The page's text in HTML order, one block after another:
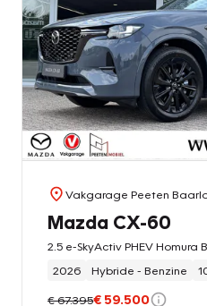
Vakgarage Peeten
Mazda CX-60
2.5 e-SkyActiv PHEV Homura
2026
Hybride - Benzine
€ 67.395€ 59.500